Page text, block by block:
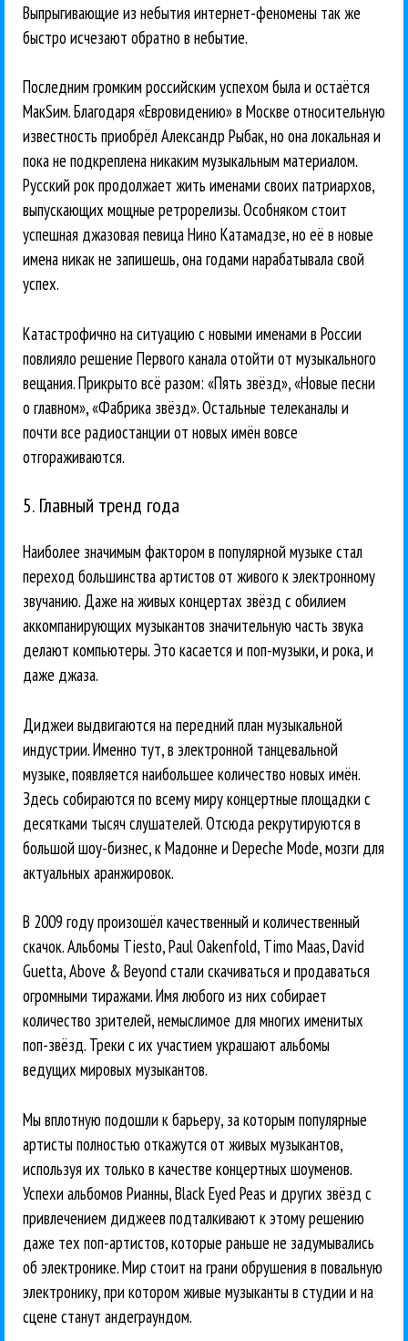
Выпрыгивающие из небытия интернет-феномены так же
быстро исчезают обратно в небытие.
Последним громким российским успехом была и остаётся
МакSим. Благодаря «Евровидению» в Москве относительную
известность приобрёл Александр Рыбак, но она локальная и
пока не подкреплена никаким музыкальным материалом.
Русский рок продолжает жить именами своих патриархов,
выпускающих мощные ретрорелизы. Особняком стоит
успешная джазовая певица Нино Катамадзе, но её в новые
имена никак не запишешь, она годами нарабатывала свой
успех.
Катастрофично на ситуацию с новыми именами в России
повлияло решение Первого канала отойти от музыкального
вещания. Прикрыто всё разом: «Пять звёзд», «Новые песни
о главном», «Фабрика звёзд». Остальные телеканалы и
почти все радиостанции от новых имён вовсе
отгораживаются.
5. Главный тренд года
Наиболее значимым фактором в популярной музыке стал
переход большинства артистов от живого к электронному
звучанию. Даже на живых концертах звёзд с обилием
аккомпанирующих музыкантов значительную часть звука
делают компьютеры. Это касается и поп-музыки, и рока, и
даже джаза.
Диджеи выдвигаются на передний план музыкальной
индустрии. Именно тут, в электронной танцевальной
музыке, появляется наибольшее количество новых имён.
Здесь собираются по всему миру концертные площадки с
десятками тысяч слушателей. Отсюда рекрутируются в
большой шоу-бизнес, к Мадонне и Depeche Mode, мозги для
актуальных аранжировок.
В 2009 году произошёл качественный и количественный
скачок. Альбомы Tiesto, Paul Oakenfold, Timo Maas, David
Guetta, Above & Beyond стали скачиваться и продаваться
огромными тиражами. Имя любого из них собирает
количество зрителей, немыслимое для многих именитых
поп-звёзд. Треки с их участием украшают альбомы
ведущих мировых музыкантов.
Мы вплотную подошли к барьеру, за которым популярные
артисты полностью откажутся от живых музыкантов,
используя их только в качестве концертных шоуменов.
Успехи альбомов Рианны, Black Eyed Peas и других звёзд с
привлечением диджеев подталкивают к этому решению
даже тех поп-артистов, которые раньше не задумывались
об электронике. Мир стоит на грани обрушения в повальную
электронику, при котором живые музыканты в студии и на
сцене станут андеграундом.